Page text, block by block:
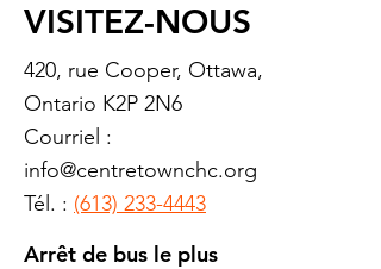
VISITEZ-NOUS
420, rue Cooper, Ottawa,
Ontario K2P 2N6
Courriel :
info@centretownchc.org
Tél. : (613) 233-4443
Arrêt de bus le plus